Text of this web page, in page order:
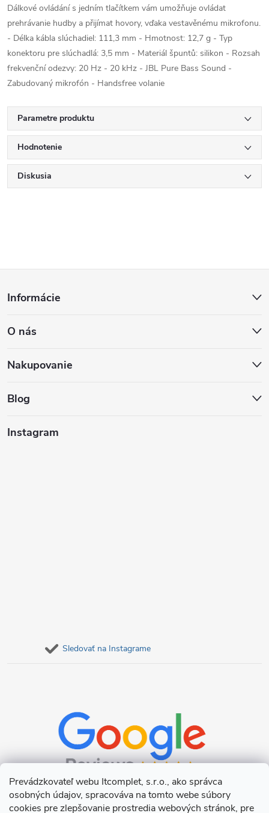
Prevádzkovateľ webu Itcomplet, s.r.o., ako správca
osobných údajov, spracováva na tomto webe súbory
cookies pre zlepšovanie prostredia webových stránok, pre
Dálkové ovládání s jedním tlačítkem vám umožňuje ovládat
prehrávanie hudby a přijímat hovory, vďaka vestavěnému mikrofonu.
- Délka kábla slúchadiel: 111,3 mm - Hmotnost: 12,7 g - Typ
konektoru pre slúchadlá: 3,5 mm - Materiál špuntů: silikon - Rozsah
frekvenční odezvy: 20 Hz - 20 kHz - JBL Pure Bass Sound -
Zabudovaný mikrofón - Handsfree volanie
Parametre produktu
Hodnotenie
Diskusia
p
ä
Informácie
O nás
Nakupovanie
Blog
Instagram
Sledovať na Instagrame